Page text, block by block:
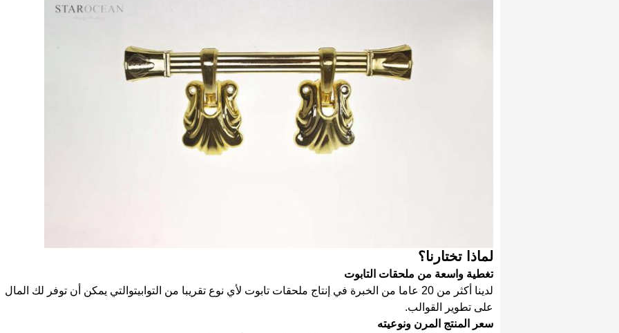
لماذا تختارنا؟
تغطية واسعة من ملحقات التابوت
لدينا أكثر من 20 عاما من الخبرة في إنتاج ملحقات تابوت لأي نوع تقريبا من التوابيتوالتي يمكن أن توفر لك المال
على تطوير القوالب.
سعر المنتج المرن ونوعيته